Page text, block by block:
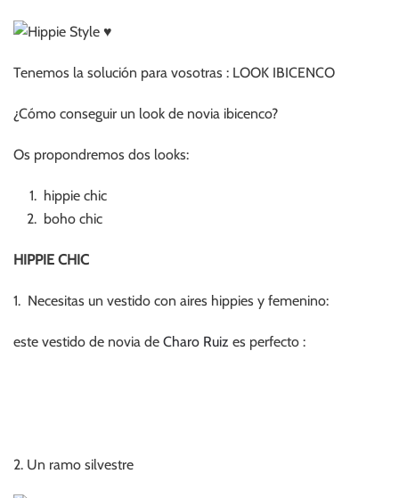
Tenemos la solución para vosotras : LOOK IBICENCO
¿Cómo conseguir un look de novia ibicenco?
Os propondremos dos looks:
hippie chic
boho chic
HIPPIE CHIC
1. Necesitas un vestido con aires hippies y femenino:
este vestido de novia de Charo Ruiz es perfecto :
2. Un ramo silvestre